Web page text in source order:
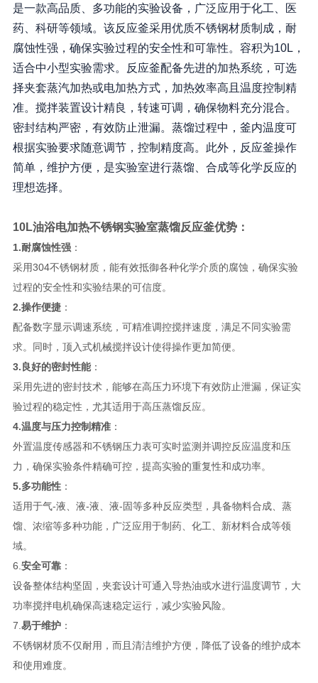
是一款高品质、多功能的实验设备，广泛应用于化工、医
药、科研等领域。该反应釜采用优质不锈钢材质制成，耐
腐蚀性强，确保实验过程的安全性和可靠性。容积为10L，
适合中小型实验需求。反应釜配备先进的加热系统，可选
择夹套蒸汽加热或电加热方式，加热效率高且温度控制精
准。搅拌装置设计精良，转速可调，确保物料充分混合。
密封结构严密，有效防止泄漏。蒸馏过程中，釜内温度可
根据实验要求随意调节，控制精度高。此外，反应釜操作
简单，维护方便，是实验室进行蒸馏、合成等化学反应的
理想选择。
10L油浴电加热不锈钢实验室蒸馏反应釜优势：
1.耐腐蚀性强：
采用304不锈钢材质，能有效抵御各种化学介质的腐蚀，确保实验
过程的安全性和实验结果的可信度。
2.操作便捷：
配备数字显示调速系统，可精准调控搅拌速度，满足不同实验需
求。同时，顶入式机械搅拌设计使得操作更加简便。
3.良好的密封性能：
采用先进的密封技术，能够在高压力环境下有效防止泄漏，保证实
验过程的稳定性，尤其适用于高压蒸馏反应。
4.温度与压力控制精准：
外置温度传感器和不锈钢压力表可实时监测并调控反应温度和压
力，确保实验条件精确可控，提高实验的重复性和成功率。
5.多功能性：
适用于气-液、液-液、液-固等多种反应类型，具备物料合成、蒸
馏、浓缩等多种功能，广泛应用于制药、化工、新材料合成等领
域。
6. 安全可靠：
设备整体结构坚固，夹套设计可通入导热油或水进行温度调节，大
功率搅拌电机确保高速稳定运行，减少实验风险。
7. 易于维护：
不锈钢材质不仅耐用，而且清洁维护方便，降低了设备的维护成本
和使用难度。